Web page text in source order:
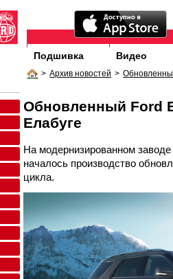
Подшивка Видео
> Архив новостей >
Обновленный Ford
Елабуге
На модернизированном
началось производство
цикла.